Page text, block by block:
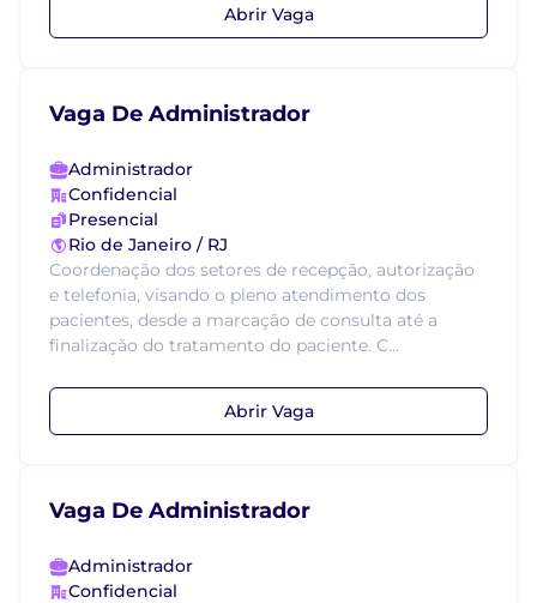
Abrir Vaga
Vaga De Administrador
Administrador
Confidencial
Presencial
Rio de Janeiro / RJ
Coordenação dos setores de recepção, autorização
e telefonia, visando o pleno atendimento dos
pacientes, desde a marcação de consulta até a
finalização do tratamento do paciente. C...
Abrir Vaga
Vaga De Administrador
Administrador
Confidencial